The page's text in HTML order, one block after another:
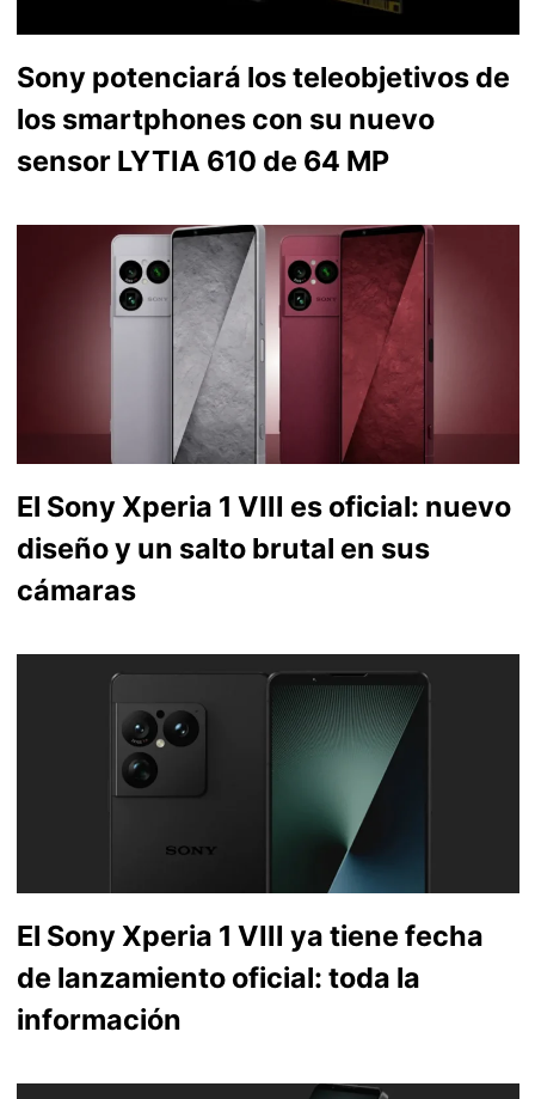
Sony potenciará los teleobjetivos de
los smartphones con su nuevo
sensor LYTIA 610 de 64 MP
El Sony Xperia 1 VIII es oficial: nuevo
diseño y un salto brutal en sus
cámaras
El Sony Xperia 1 VIII ya tiene fecha
de lanzamiento oficial: toda la
información